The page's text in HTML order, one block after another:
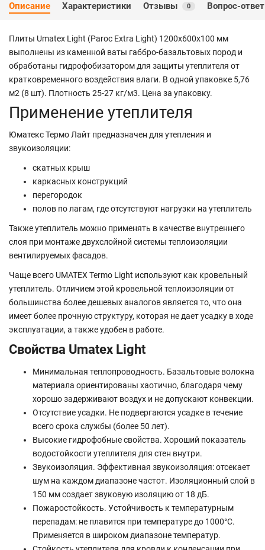
Описание Характеристики Отзывы 0 Вопрос-ответ
Плиты Umatex Light (Paroc Extra Light) 1200х600х100 мм
выполнены из каменной ваты габбро-базальтовых пород и
обработаны гидрофобизатором для защиты утеплителя от
кратковременного воздействия влаги. В одной упаковке 5,76
м2 (8 шт). Плотность 25-27 кг/м3. Цена за упаковку.
Применение утеплителя
Юматекс Термо Лайт предназначен для утепления и
звукоизоляции:
скатных крыш
каркасных конструкций
перегородок
полов по лагам, где отсутствуют нагрузки на утеплитель
Также утеплитель можно применять в качестве внутреннего
слоя при монтаже двухслойной системы теплоизоляции
вентилируемых фасадов.
Чаще всего UMATEX Termo Light используют как кровельный
утеплитель. Отличием этой кровельной теплоизоляции от
большинства более дешевых аналогов является то, что она
имеет более прочную структуру, которая не дает усадку в ходе
эксплуатации, а также удобен в работе.
Свойства Umatex Light
Минимальная теплопроводность. Базальтовые волокна
материала ориентированы хаотично, благодаря чему
хорошо задерживают воздух и не допускают конвекции.
Отсутствие усадки. Не подвергаются усадке в течение
всего срока службы (более 50 лет).
Высокие гидрофобные свойства. Хороший показатель
водостойкости утеплителя для стен внутри.
Звукоизоляция. Эффективная звукоизоляция: отсекает
шум на каждом диапазоне частот. Изоляционный слой в
150 мм создает звуковую изоляцию от 18 дБ.
Пожаростойкость. Устойчивость к температурным
перепадам: не плавится при температуре до 1000°C.
Применяется в широком диапазоне температур.